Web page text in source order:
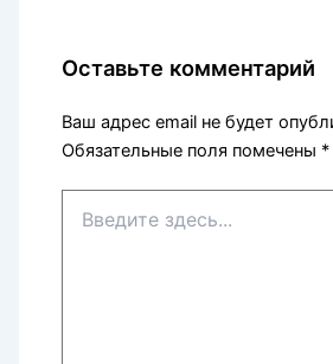
Оставьте комментарий
Ваш адрес email не будет
Обязательные поля помечены *
здесь...